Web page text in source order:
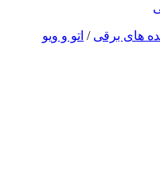
های برقی / اتو و ویو